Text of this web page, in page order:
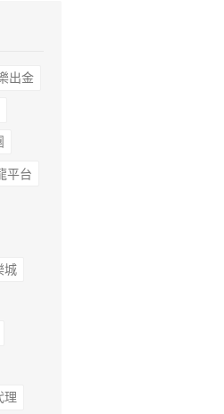
出金
平台
城
理